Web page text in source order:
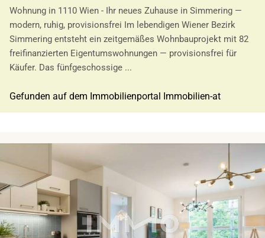
Wohnung in 1110 Wien - Ihr neues Zuhause in Simmering —
modern, ruhig, provisionsfrei Im lebendigen Wiener Bezirk
Simmering entsteht ein zeitgemäßes Wohnbauprojekt mit 82
freifinanzierten Eigentumswohnungen — provisionsfrei für
Käufer. Das fünfgeschossige ...
Gefunden auf dem Immobilienportal Immobilien-at